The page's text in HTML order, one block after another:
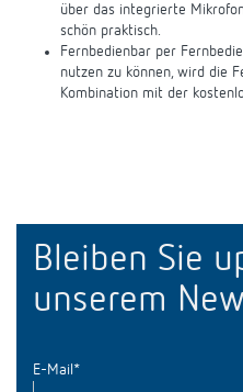
über das integrierte
schön praktisch.
Fernbedienbar per
nutzen zu können, wird die
Kombination mit der
Bleiben Sie
unserem
E-Mail*